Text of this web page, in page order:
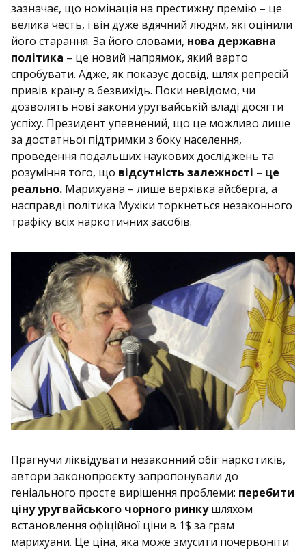
зазначає, що номінація на престижну премію – це
велика честь, і він дуже вдячний людям, які оцінили
його старання. За його словами, нова державна
політика – це новий напрямок, який варто
спробувати. Адже, як показує досвід, шлях репресій
привів країну в безвихідь. Поки невідомо, чи
дозволять нові закони уругвайській владі досягти
успіху. Президент упевнений, що це можливо лише
за достатньої підтримки з боку населення,
проведення подальших наукових досліджень та
розуміння того, що відсутність залежності – це
реально. Марихуана – лише верхівка айсберга, а
насправді політика Мухіки торкнеться незаконного
трафіку всіх наркотичних засобів.
Прагнучи ліквідувати незаконний обіг наркотиків,
автори законопроєкту запропонували до
геніального просте вирішення проблеми: перебити
ціну уругвайського чорного ринкушляхом
встановлення офіційної ціни в 1$ за грам
марихуани. Це ціна, яка може змусити почервоніти